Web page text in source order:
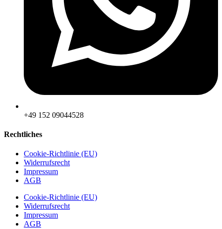
‪+49 152 09044528
Rechtliches
Cookie-Richtlinie (EU)
Widerrufsrecht
Impressum
AGB
Cookie-Richtlinie (EU)
Widerrufsrecht
Impressum
AGB